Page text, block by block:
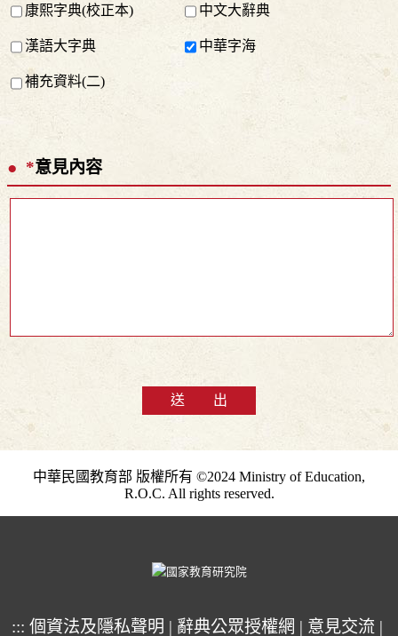
康熙字典(校正本) 中文大辭典
漢語大字典 中華字海
補充資料(二)
*意見內容
送 出
中華民國教育部 版權所有 ©2024 Ministry of Education,
R.O.C. All rights reserved.
::: 個資法及隱私聲明 | 辭典公眾授權網 | 意見交流 |